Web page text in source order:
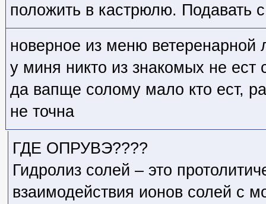
положить в кастрюлю. Подавать
новерное из меню ветеренарной
у миня никто из знакомых не ест
да вапще солому мало кто ест,
не точна
ГДЕ ОПРУВЭ????
Гидролиз солей – это
взаимодействия ионов солей с